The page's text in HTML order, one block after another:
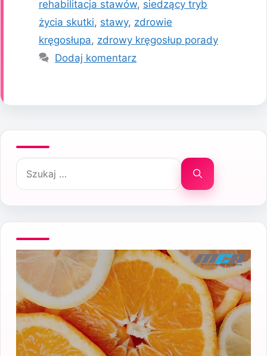
rehabilitacja stawów, siedzący tryb
życia skutki, stawy, zdrowie
kręgosłupa, zdrowy kręgosłup porady
Dodaj komentarz
Szukaj: